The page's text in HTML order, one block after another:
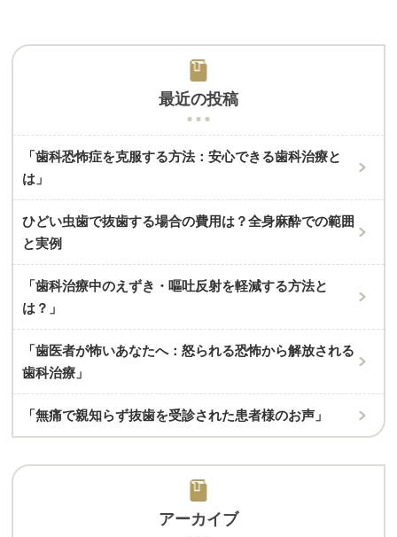
最近の投稿
「歯科恐怖症を克服する方法：安心できる歯科治療と
は」
ひどい虫歯で抜歯する場合の費用は？全身麻酔での範囲
と実例
「歯科治療中のえずき・嘔吐反射を軽減する方法と
は？」
「歯医者が怖いあなたへ：怒られる恐怖から解放される
歯科治療」
「無痛で親知らず抜歯を受診された患者様のお声」
アーカイブ